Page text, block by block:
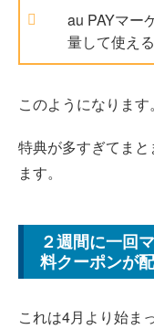
au PAYマー
量して使える
このようになります。
特典が多すぎてま
ます。
２週間に一回
料クーポンが
これは4月より始ま